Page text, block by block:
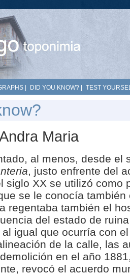
DID YOU KNOW? TEST
Maria
al menos, desde el
, justo enfrente del
siglo XX se utilizó como
se le conocía
regentaba también el
del estado de
igual que ocurría con
de la calle, las
en el año
revocó el acuerdo